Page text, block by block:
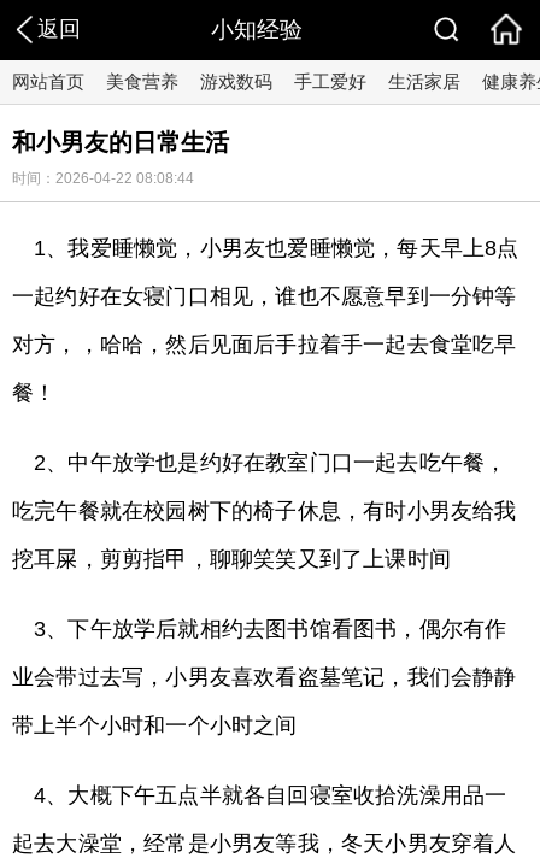
返回 小知经验
网站首页 美食营养 游戏数码 手工爱好 生活家居 健康养
和小男友的日常生活
时间：2026-04-22 08:08:44
1、我爱睡懒觉，小男友也爱睡懒觉，每天早上8点
一起约好在女寝门口相见，谁也不愿意早到一分钟等
对方，，哈哈，然后见面后手拉着手一起去食堂吃早
餐！
2、中午放学也是约好在教室门口一起去吃午餐，
吃完午餐就在校园树下的椅子休息，有时小男友给我
挖耳屎，剪剪指甲，聊聊笑笑又到了上课时间
3、下午放学后就相约去图书馆看图书，偶尔有作
业会带过去写，小男友喜欢看盗墓笔记，我们会静静
带上半个小时和一个小时之间
4、大概下午五点半就各自回寝室收拾洗澡用品一
起去大澡堂，经常是小男友等我，冬天小男友穿着人